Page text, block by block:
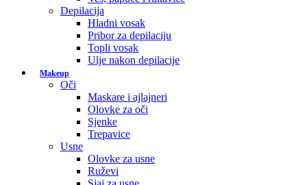
Depilacija
Hladni vosak
Pribor za depilaciju
Topli vosak
Ulje nakon depilacije
Makeup
Oči
Maskare i ajlajneri
Olovke za oči
Sjenke
Trepavice
Usne
Olovke za usne
Ruževi